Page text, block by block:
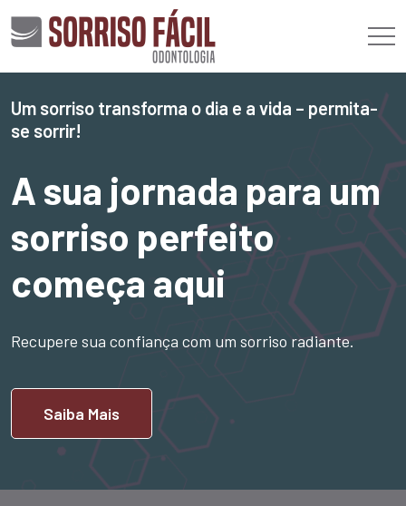
Um sorriso transforma o dia e a vida – permita-
se sorrir!
A sua jornada para um
sorriso perfeito
começa aqui
Recupere sua confiança com um sorriso radiante.
Saiba Mais